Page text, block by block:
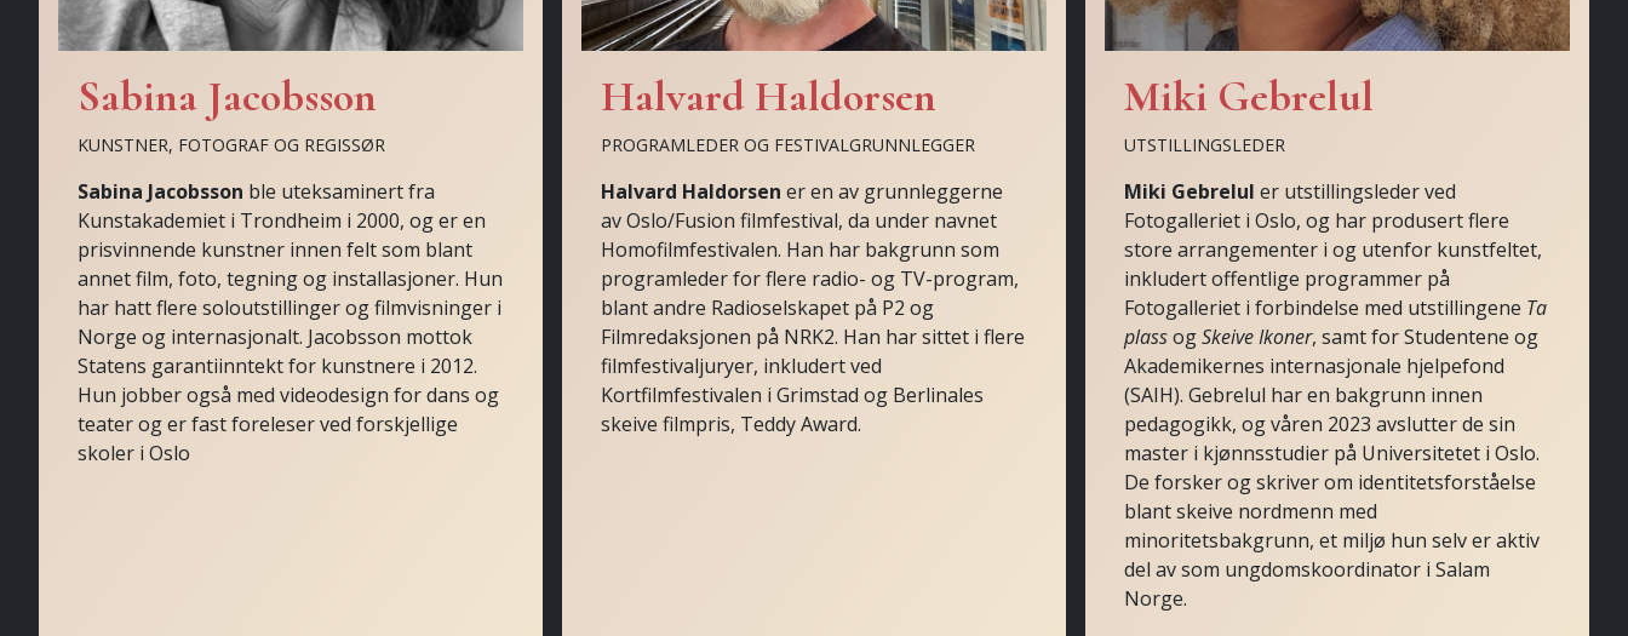
Sabina Jacobsson
KUNSTNER, FOTOGRAF OG REGISSØR
Sabina Jacobsson ble uteksaminert fra
Kunstakademiet i Trondheim i 2000, og er en
prisvinnende kunstner innen felt som blant
annet film, foto, tegning og installasjoner. Hun
har hatt flere soloutstillinger og filmvisninger i
Norge og internasjonalt. Jacobsson mottok
Statens garantiinntekt for kunstnere i 2012.
Hun jobber også med videodesign for dans og
teater og er fast foreleser ved forskjellige
skoler i Oslo
Halvard Haldorsen
PROGRAMLEDER OG FESTIVALGRUNNLEGGER
Halvard Haldorsen er en av grunnleggerne
av Oslo/Fusion filmfestival, da under navnet
Homofilmfestivalen. Han har bakgrunn som
programleder for flere radio- og TV-program,
blant andre Radioselskapet på P2 og
Filmredaksjonen på NRK2. Han har sittet i flere
filmfestivaljuryer, inkludert ved
Kortfilmfestivalen i Grimstad og Berlinales
skeive filmpris, Teddy Award.
Miki Gebrelul
UTSTILLINGSLEDER
Miki Gebrelul er utstillingsleder ved
Fotogalleriet i Oslo, og har produsert flere
store arrangementer i og utenfor kunstfeltet,
inkludert offentlige programmer på
Fotogalleriet i forbindelse med utstillingene Ta
plassogSkeive Ikoner, samt for Studentene og
Akademikernes internasjonale hjelpefond
(SAIH). Gebrelul har en bakgrunn innen
pedagogikk, og våren 2023 avslutter de sin
master i kjønnsstudier på Universitetet i Oslo.
De forsker og skriver om identitetsforståelse
blant skeive nordmenn med
minoritetsbakgrunn, et miljø hun selv er aktiv
del av som ungdomskoordinator i Salam
Norge.